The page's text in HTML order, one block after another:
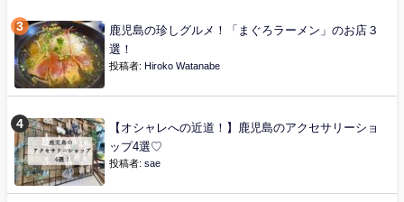
鹿児島の珍しグルメ！「まぐろラーメン」のお店３
選！
投稿者: Hiroko Watanabe
【オシャレへの近道！】鹿児島のアクセサリーショ
ップ4選♡
投稿者: sae